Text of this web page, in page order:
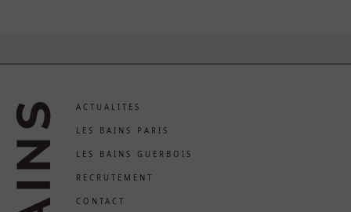
ACTUALITES
LES BAINS PARIS
LES BAINS GUERBOIS
RECRUTEMENT
CONTACT